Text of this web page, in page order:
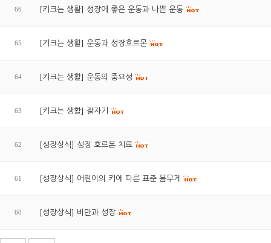
66 [키크는 생활] 성장에 좋은 운동과 나쁜 운동
65 [키크는 생활] 운동과 성장호르몬
64 [키크는 생활] 운동의 중요성
63 [키크는 생활] 잘자기
62 [성장상식] 성장 호르몬 치료
61 [성장상식] 어린이의 키에 따른 표준 몸무게
60 [성장상식] 비만과 성장